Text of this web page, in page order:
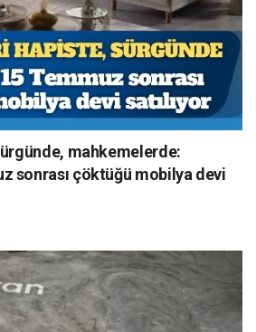
mahkemelerde:
sonrası çöktüğü mobilya devi